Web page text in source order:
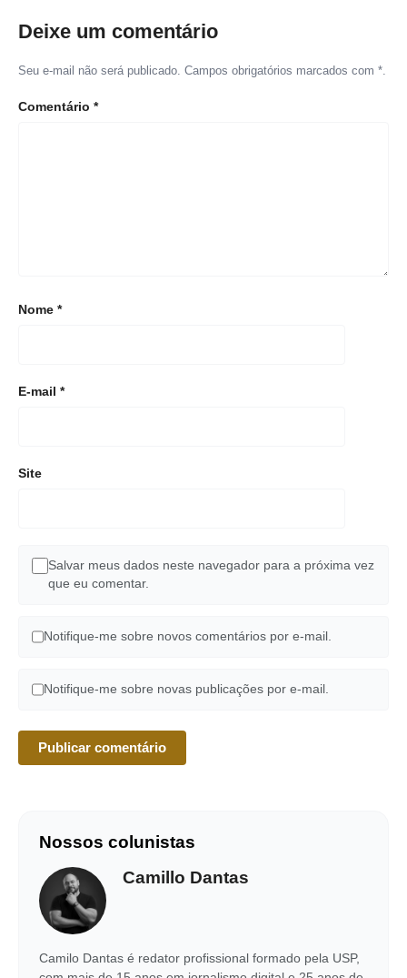
Deixe um comentário
Seu e-mail não será publicado. Campos obrigatórios marcados com *.
Comentário *
Nome *
E-mail *
Site
Salvar meus dados neste navegador para a próxima vez
que eu comentar.
Notifique-me sobre novos comentários por e-mail.
Notifique-me sobre novas publicações por e-mail.
Nossos colunistas
Camillo Dantas
Camilo Dantas é redator profissional formado pela USP,